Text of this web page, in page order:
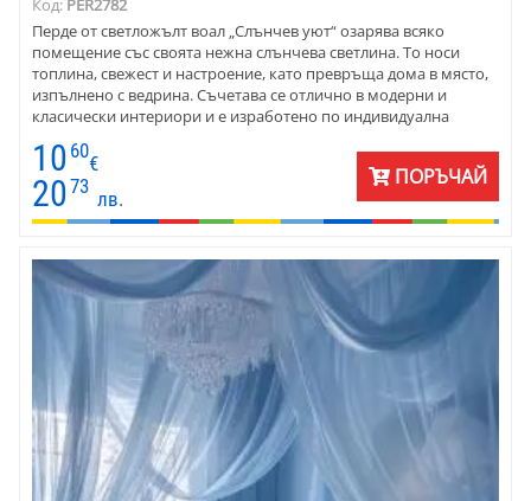
Код: PER2782
Перде от светложълт воал „Слънчев уют“ озарява всяко
помещение със своята нежна слънчева светлина. То носи
топлина, свежест и настроение, като превръща дома в място,
изпълнено с ведрина. Съчетава се отлично в модерни и
класически интериори и е изработено по индивидуална
цветът е номер 9 жълт воал.
10 60
€
2073
лв.
ПОРЪЧАЙ